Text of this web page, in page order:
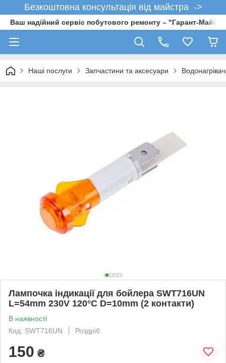
Безкоштовна консультація від майстра ->
Ваш надійний сервіс побутового ремонту – "Гарант-
Наші послуги Запчастини та аксесуари
Лампочка індикації для бойлера SWT716UN
L=54mm 230V 120°С D=10mm (2 контакти)
В наявності
Код: SWT716UN
Роздріб
150 ₴